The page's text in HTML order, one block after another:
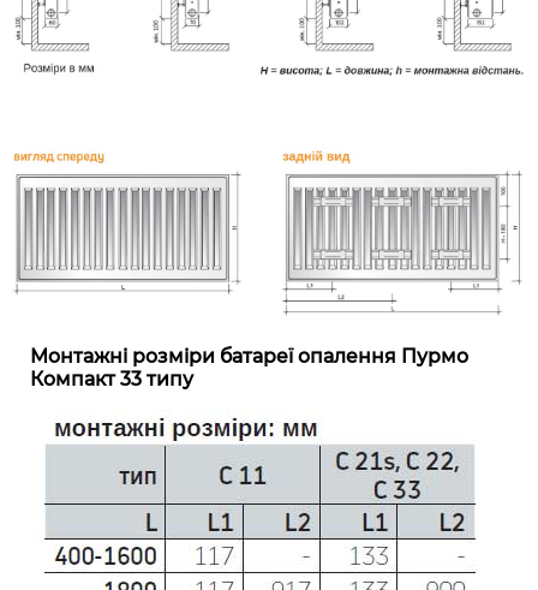
Монтажні розміри батареї опалення Пурмо
Компакт 33 типу